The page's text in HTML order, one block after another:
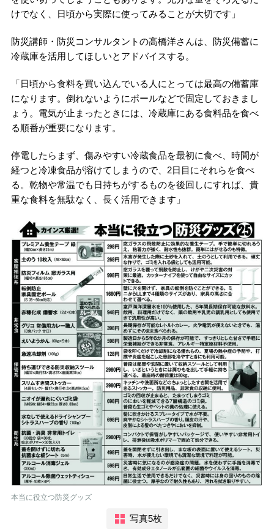
けでなく、日頃から実際に使ってみることが大切です」
防災講師・防災コンサルタントの高橋洋さんは、防災備蓄に
冷蔵庫を活用してほしいとアドバイスする。
「日頃から食料を買い込んでいる人にとっては最高の備蓄庫
になります。倒れないようにポールなどで固定しておきまし
ょう。電気が止まったときには、冷蔵庫にある食料品を食べ
る順番が重要になります。
停電したらまず、傷みやすい冷蔵食品を最初に食べ、時間が
経つと冷凍食品が溶けてしまうので、2日目にそれらを食べ
る。乾物や常温でも日持ちがするものを後回しにすれば、貴
重な食料を無駄なく、長く活用できます」
本当に役立つ防災グッズ
写真5枚